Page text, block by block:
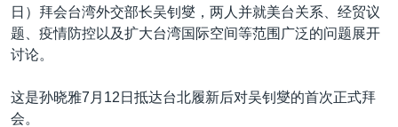
南中国海争端
关注西藏
日）拜会台湾外交部长吴钊燮，两人并就美台关系、经贸议
题、疫情防控以及扩大台湾国际空间等范围广泛的问题展开
讨论。
这是孙晓雅7月12日抵达台北履新后对吴钊燮的首次正式拜
会。